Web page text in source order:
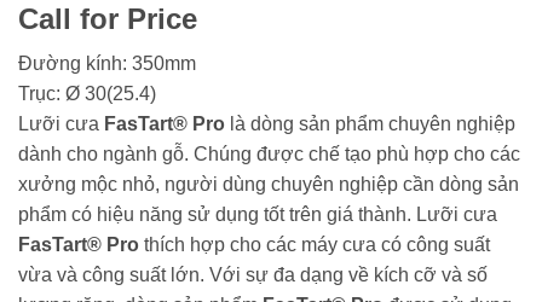
Call for Price
Đường kính: 350mm
Trục: Ø 30(25.4)
Lưỡi cưa FasTart® Pro là dòng sản phẩm chuyên nghiệp
dành cho ngành gỗ. Chúng được chế tạo phù hợp cho các
xưởng mộc nhỏ, người dùng chuyên nghiệp cần dòng sản
phẩm có hiệu năng sử dụng tốt trên giá thành. Lưỡi cưa
FasTart® Pro thích hợp cho các máy cưa có công suất
vừa và công suất lớn. Với sự đa dạng về kích cỡ và số